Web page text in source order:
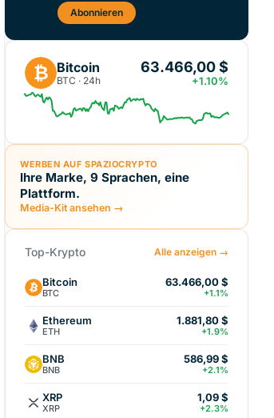
Abonnieren
₿ Bitcoin
BTC · 24h
63.466,00 $
+1.10%
WERBEN AUF SPAZIOCRYPTO
Ihre Marke, 9 Sprachen, eine
Plattform.
Media-Kit ansehen →
Top-Krypto Alle anzeigen →
Bitcoin
BTC
63.466,00 $
+1.1%
Ethereum
ETH
1.881,80 $
+1.9%
BNB
BNB
586,99 $
+2.1%
XRP
XRP
1,09 $
+2.3%